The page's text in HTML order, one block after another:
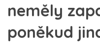
neměly
poněkud